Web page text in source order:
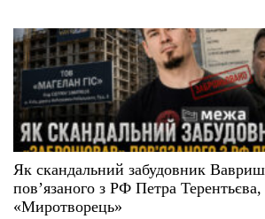
Як скандальний забудовник
повʼязаного з РФ Петра Терентьєва,
«Миротворець»